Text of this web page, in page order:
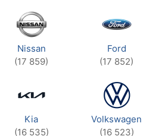
Nissan
(17 859)
Ford
(17 852)
Kia
(16 535)
Volkswagen
(16 523)